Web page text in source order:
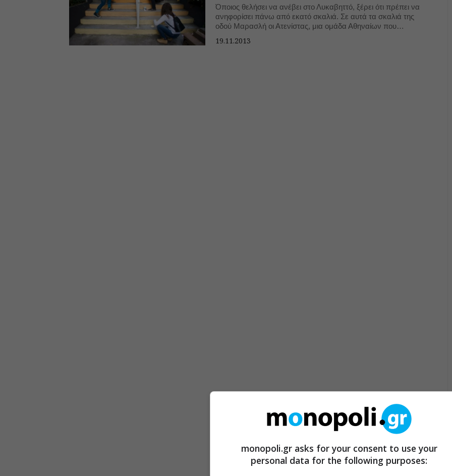
Όποιος θελήσει να ανέβει στο Λυκαβηττό, ξέρει ότι πρέπει να
ανηφορίσει πάνω από εκατό σκαλιά. Σε αυτά τα σκαλιά της
οδού Μαρασλή οι Ατενίστας, μια ομάδα Αθηναίων που
δώσουν χρώμα. Συγκεντρώθηκαν και τα έβαψαν.
19.11.2013
monopoli.gr asks for your consent to use your
personal data for the following purposes: